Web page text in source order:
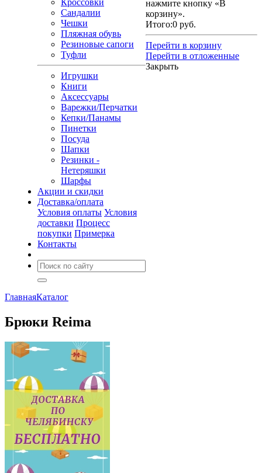
Кроссовки
Сандалии
Чешки
Пляжная обувь
Резиновые сапоги
Туфли
Игрушки
Книги
Аксессуары
Варежки/Перчатки
Кепки/Панамы
Пинетки
Посуда
Шапки
Резинки -
Нетеряшки
Шарфы
Акции и скидки
Доставка/оплата
Условия оплаты Условия
доставки Процесс
покупки Примерка
Контакты
нажмите кнопку «В
корзину».
Итого:0 руб.
Перейти в корзину
Перейти в отложенные
Закрыть
ГлавнаяКаталог
Брюки Reima